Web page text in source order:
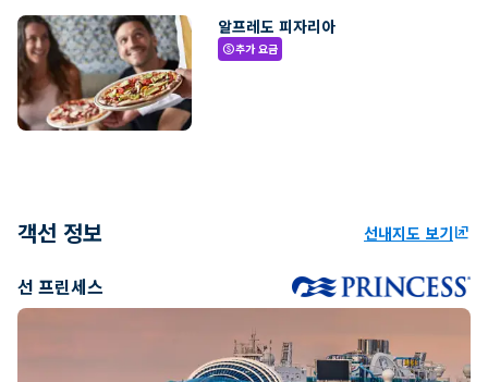
알프레도 피자리아
paid추가 요금
객선 정보 선내지도 보기ungroup
선 프린세스